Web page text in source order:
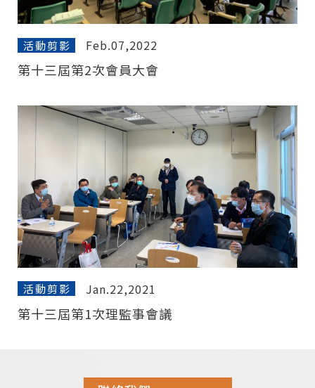
活動剪影 Feb.07,2022
第十三屆第2次會員大會
活動剪影 Jan.22,2021
第十三屆第1次理監事會議